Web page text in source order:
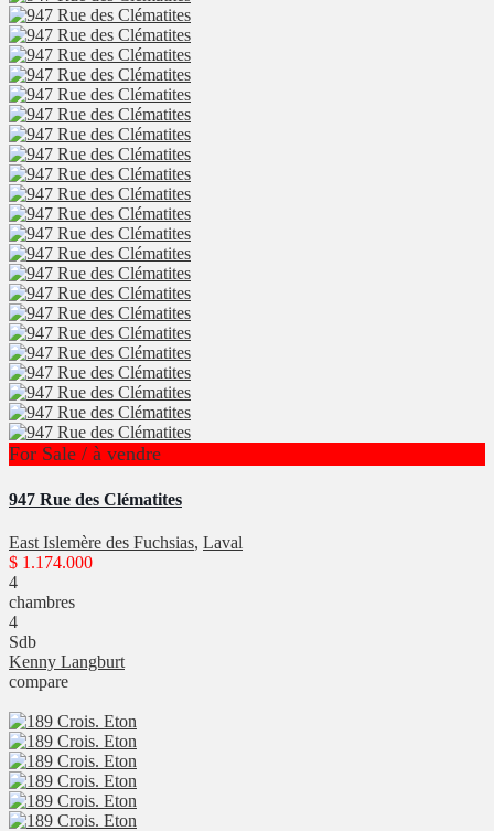
For Sale / à vendre
947 Rue des Clématites
East Islemère des Fuchsias, Laval
$ 1.174.000
4
chambres
4
Sdb
Kenny Langburt
compare